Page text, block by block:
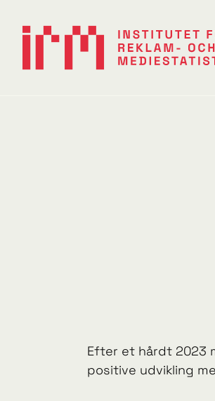
Efter et hårdt 2023
positive udvikling